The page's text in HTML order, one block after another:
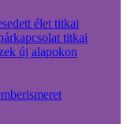
élet titkai
titkai
új alapokon